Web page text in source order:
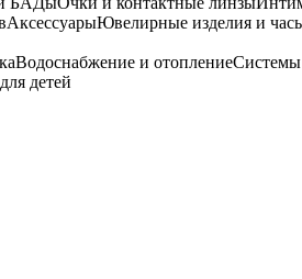
АксессуарыЮвелирные изделия и
Водоснабжение и отоплениеСистемы
детей